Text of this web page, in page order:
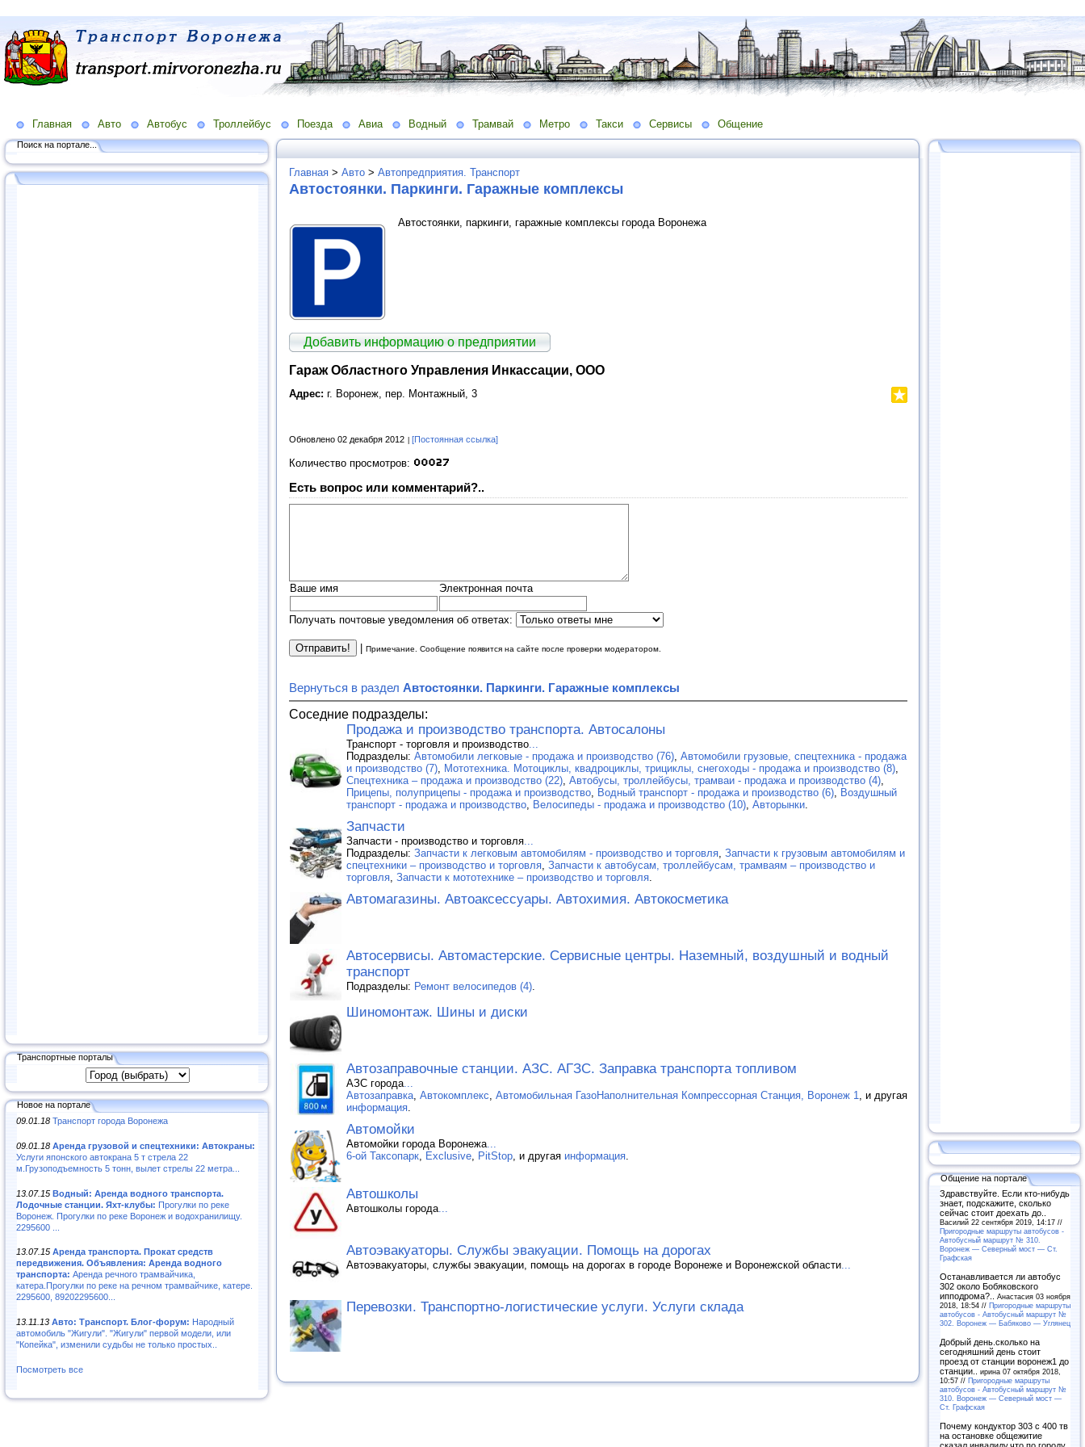
Главная Авто Автобус Троллейбус Поезда Авиа Водный Трамвай Метро Такси Сервисы Общение
Поиск на портале...
Транспортные порталы
Новое на портале
09.01.18 Транспорт города Воронежа
09.01.18 Аренда грузовой и спецтехники: Автокраны:
Услуги японского автокрана 5 т стрела 22
м.Грузоподъемность 5 тонн, вылет стрелы 22 метра...
13.07.15 Водный: Аренда водного транспорта.
Лодочные станции. Яхт-клубы: Прогулки по реке
Воронеж. Прогулки по реке Воронеж и водохранилищу.
2295600 ...
13.07.15 Аренда транспорта. Прокат средств
передвижения. Объявления: Аренда водного
транспорта: Аренда речного трамвайчика,
катера.Прогулки по реке на речном трамвайчике, катере.
2295600, 89202295600...
13.11.13 Авто: Транспорт. Блог-форум: Народный
автомобиль "Жигули". "Жигули" первой модели, или
"Копейка", изменили судьбы не только простых..
Посмотреть все
Главная > Авто > Автопредприятия. Транспорт
Автостоянки. Паркинги. Гаражные комплексы
Автостоянки, паркинги, гаражные комплексы города Воронежа
Добавить информацию о предприятии
Гараж Областного Управления Инкассации, ООО
Адрес: г. Воронеж, пер. Монтажный, 3
Обновлено 02 декабря 2012 [Постоянная ссылка]
Количество просмотров:
Есть вопрос или комментарий?..
Ваше имя Электронная почта
Получать почтовые уведомления об ответах:
Примечание. Сообщение появится на сайте после проверки модератором.
Вернуться в раздел Автостоянки. Паркинги. Гаражные комплексы
Соседние подразделы:
Продажа и производство транспорта. Автосалоны
Транспорт - торговля и производство
Подразделы: Автомобили легковые - продажа и производство (76) Автомобили грузовые, спецтехника - продажа
и производство (7) Мототехника. Мотоциклы, квадроциклы, трициклы, снегоходы - продажа и производство (8)
Спецтехника – продажа и производство (22) Автобусы, троллейбусы, трамваи - продажа и производство (4)
Прицепы, полуприцепы - продажа и производство Водный транспорт - продажа и производство (6) Воздушный
транспорт - продажа и производство Велосипеды - продажа и производство (10) Авторынки
Запчасти
Запчасти - производство и торговля
Подразделы: Запчасти к легковым автомобилям - производство и торговля Запчасти к грузовым автомобилям и
спецтехники – производство и торговля Запчасти к автобусам, троллейбусам, трамваям – производство и
торговля Запчасти к мототехнике – производство и торговля
Автомагазины. Автоаксессуары. Автохимия. Автокосметика
Автосервисы. Автомастерские. Сервисные центры. Наземный, воздушный и водный
транспорт
Подразделы: Ремонт велосипедов (4)
Шиномонтаж. Шины и диски
Автозаправочные станции. АЗС. АГЗС. Заправка транспорта топливом
АЗС города
Автозаправка Автокомплекс Автомобильная ГазоНаполнительная Компрессорная Станция, Воронеж 1
, и другая
информация
Автомойки
Автомойки города Воронежа
6-ой Таксопарк Exclusive PitStop , и другая информация
Автошколы
Автошколы города
Автоэвакуаторы. Службы эвакуации. Помощь на дорогах
Автоэвакуаторы, службы эвакуации, помощь на дорогах в городе Воронеже и Воронежской области
Перевозки. Транспортно-логистические услуги. Услуги склада
Общение на портале
Здравствуйте. Если кто-нибудь
знает, подскажите, сколько
сейчас стоит доехать до..
Василий 22 сентября 2019, 14:17 //
Пригородные маршруты автобусов -
Автобусный маршрут № 310.
Воронеж — Северный мост — Ст.
Графская
Останавливается ли автобус
302 около Бобяковского
ипподрома?.. Анастасия 03 ноября
2018, 18:54 // Пригородные маршруты
автобусов - Автобусный маршрут №
302. Воронеж — Бабяково — Углянец
Добрый день.сколько на
сегодняшний день стоит
проезд от станции воронеж1 до
станции.. ирина 07 октября 2018,
10:57 // Пригородные маршруты
автобусов - Автобусный маршрут №
310. Воронеж — Северный мост —
Ст. Графская
Почему кондуктор 303 с 400 тв
на остановке общежитие